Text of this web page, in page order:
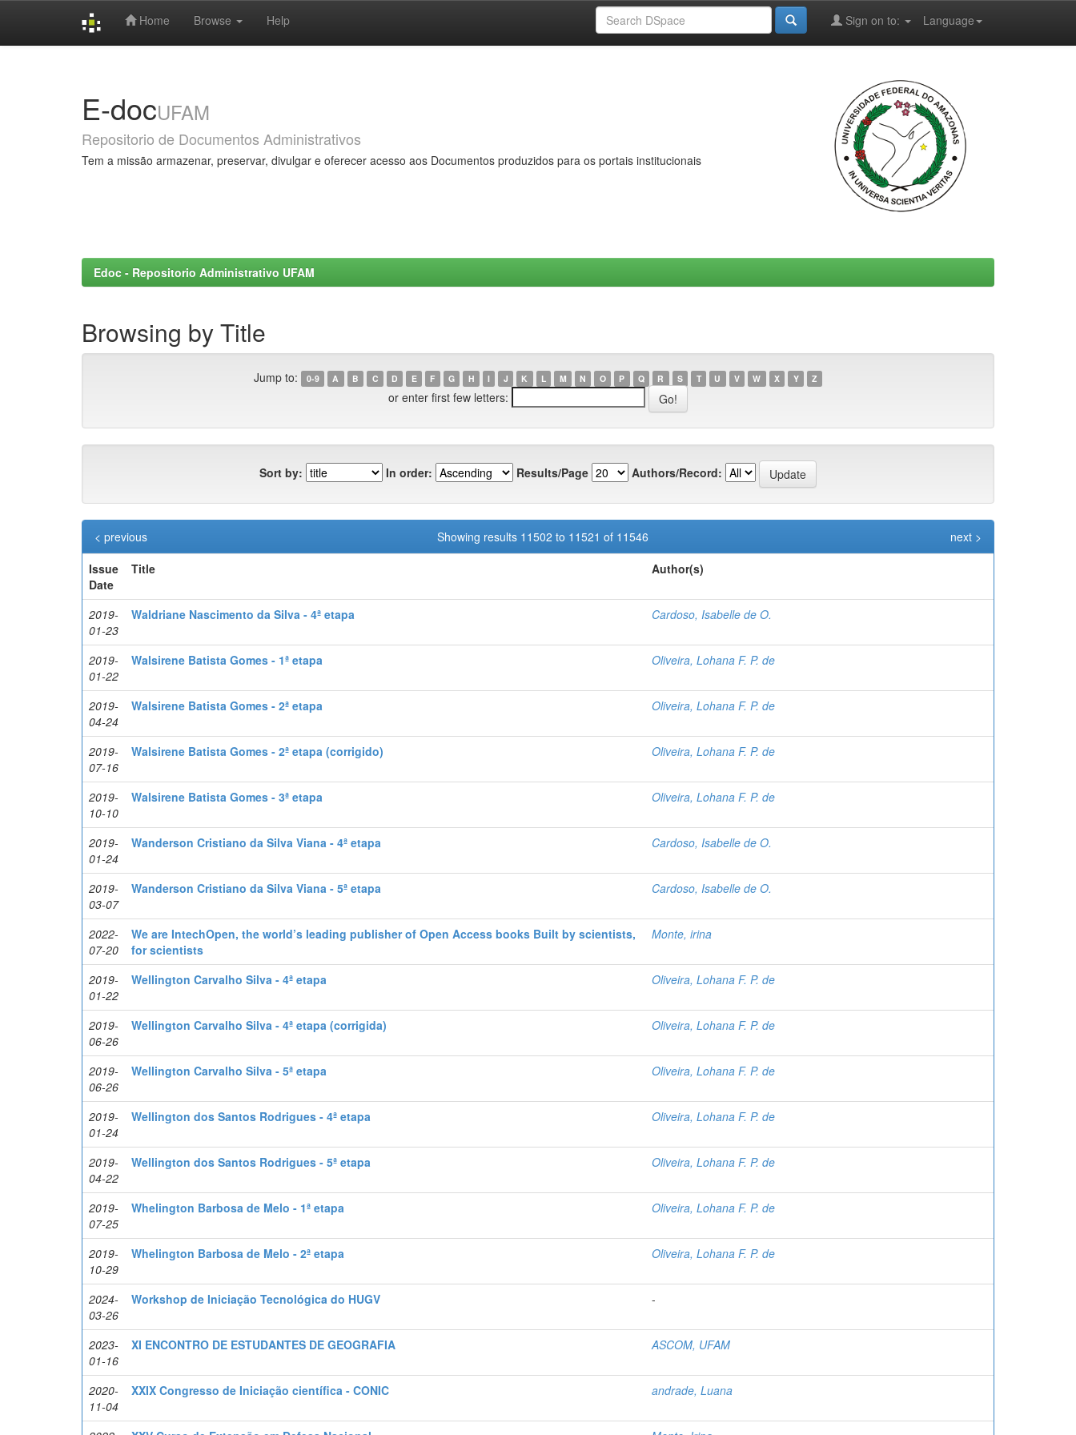
Home Browse Help Language
Sign on to:
E-docUFAM
Repositorio de Documentos Administrativos
Tem a missão armazenar, preservar, divulgar e oferecer acesso aos Documentos produzidos para os portais institucionais
Edoc - Repositorio Administrativo UFAM
Browsing by Title
Jump to: 0-9 A B C D E F G H I J K L M N O P Q R S T U V W X Y Z
or enter first few letters:
Sort by: In order: Results/Page Authors/Record:
Showing results 11502 to 11521 of 11546
< previous
next >
Issue
Date
Title Author(s)
2019-
01-23
Waldriane Nascimento da Silva - 4ª etapa Cardoso, Isabelle de O.
2019-
01-22
Walsirene Batista Gomes - 1ª etapa Oliveira, Lohana F. P. de
2019-
04-24
Walsirene Batista Gomes - 2ª etapa Oliveira, Lohana F. P. de
2019-
07-16
Walsirene Batista Gomes - 2ª etapa (corrigido) Oliveira, Lohana F. P. de
2019-
10-10
Walsirene Batista Gomes - 3ª etapa Oliveira, Lohana F. P. de
2019-
01-24
Wanderson Cristiano da Silva Viana - 4ª etapa Cardoso, Isabelle de O.
2019-
03-07
Wanderson Cristiano da Silva Viana - 5ª etapa Cardoso, Isabelle de O.
2022-
07-20
We are IntechOpen, the world’s leading publisher of Open Access books Built by scientists,
for scientists
Monte, irina
2019-
01-22
Wellington Carvalho Silva - 4ª etapa Oliveira, Lohana F. P. de
2019-
06-26
Wellington Carvalho Silva - 4ª etapa (corrigida) Oliveira, Lohana F. P. de
2019-
06-26
Wellington Carvalho Silva - 5ª etapa Oliveira, Lohana F. P. de
2019-
01-24
Wellington dos Santos Rodrigues - 4ª etapa Oliveira, Lohana F. P. de
2019-
04-22
Wellington dos Santos Rodrigues - 5ª etapa Oliveira, Lohana F. P. de
2019-
07-25
Whelington Barbosa de Melo - 1ª etapa Oliveira, Lohana F. P. de
2019-
10-29
Whelington Barbosa de Melo - 2ª etapa Oliveira, Lohana F. P. de
2024-
03-26
Workshop de Iniciação Tecnológica do HUGV -
2023-
01-16
XI ENCONTRO DE ESTUDANTES DE GEOGRAFIA ASCOM, UFAM
2020-
11-04
XXIX Congresso de Iniciação científica - CONIC andrade, Luana